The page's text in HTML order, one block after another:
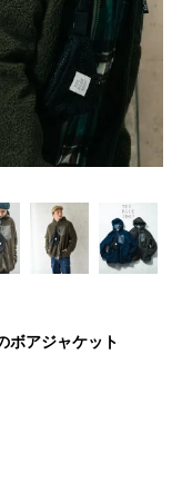
ボアジャケット